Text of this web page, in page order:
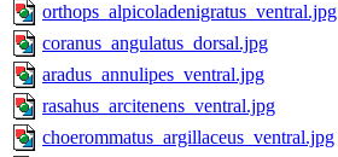
orthops_alpicoladenigratus_ventral.jpg
coranus_angulatus_dorsal.jpg
aradus_annulipes_ventral.jpg
rasahus_arcitenens_ventral.jpg
choerommatus_argillaceus_ventral.jpg